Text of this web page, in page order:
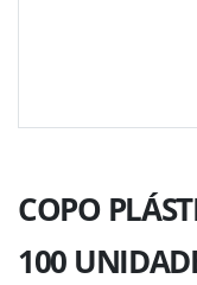
COPO
100